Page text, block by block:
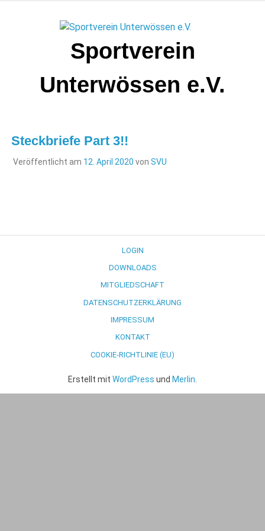
Sportverein
Unterwössen e.V.
Steckbriefe Part 3!!
Veröffentlicht am 12. April 2020 von SVU
LOGIN
DOWNLOADS
MITGLIEDSCHAFT
DATENSCHUTZERKLÄRUNG
IMPRESSUM
KONTAKT
COOKIE-RICHTLINIE (EU)
Erstellt mit WordPress und Merlin